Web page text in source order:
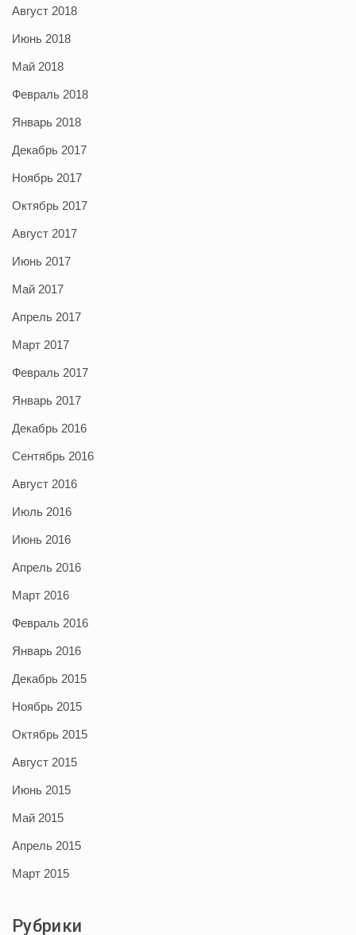
Август 2018
Июнь 2018
Май 2018
Февраль 2018
Январь 2018
Декабрь 2017
Ноябрь 2017
Октябрь 2017
Август 2017
Июнь 2017
Май 2017
Апрель 2017
Март 2017
Февраль 2017
Январь 2017
Декабрь 2016
Сентябрь 2016
Август 2016
Июль 2016
Июнь 2016
Апрель 2016
Март 2016
Февраль 2016
Январь 2016
Декабрь 2015
Ноябрь 2015
Октябрь 2015
Август 2015
Июнь 2015
Май 2015
Апрель 2015
Март 2015
Рубрики